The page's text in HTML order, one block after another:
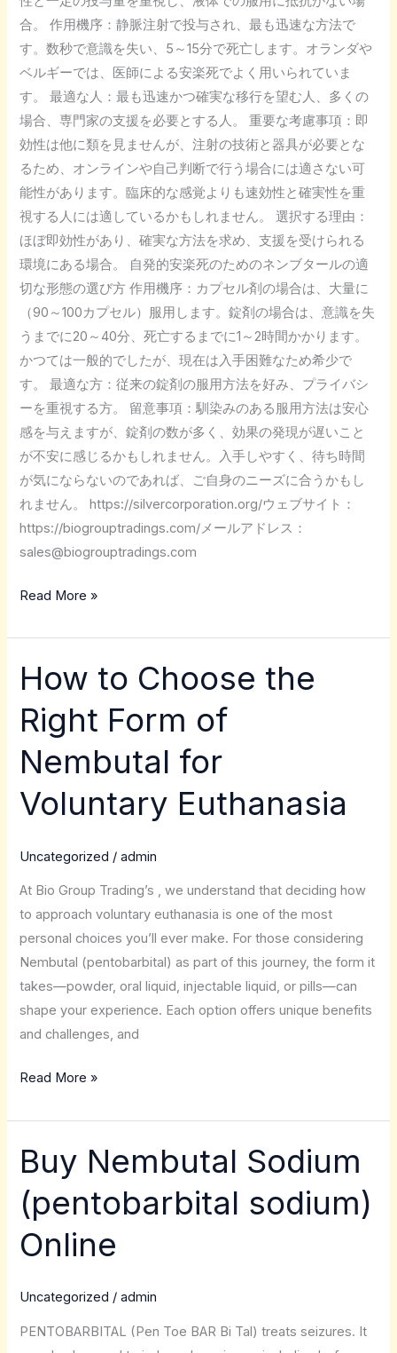
合。 作用機序：静脈注射で投与され、最も迅速な方法で
す。数秒で意識を失い、5～15分で死亡します。オランダや
ベルギーでは、医師による安楽死でよく用いられていま
す。 最適な人：最も迅速かつ確実な移行を望む人、多くの
場合、専門家の支援を必要とする人。 重要な考慮事項：即
効性は他に類を見ませんが、注射の技術と器具が必要とな
るため、オンラインや自己判断で行う場合には適さない可
能性があります。臨床的な感覚よりも速効性と確実性を重
視する人には適しているかもしれません。 選択する理由：
ほぼ即効性があり、確実な方法を求め、支援を受けられる
環境にある場合。 自発的安楽死のためのネンブタールの適
切な形態の選び方 作用機序：カプセル剤の場合は、大量に
（90～100カプセル）服用します。錠剤の場合は、意識を失
うまでに20～40分、死亡するまでに1～2時間かかります。
かつては一般的でしたが、現在は入手困難なため希少で
す。 最適な方：従来の錠剤の服用方法を好み、プライバシ
ーを重視する方。 留意事項：馴染みのある服用方法は安心
感を与えますが、錠剤の数が多く、効果の発現が遅いこと
が不安に感じるかもしれません。入手しやすく、待ち時間
が気にならないのであれば、ご自身のニーズに合うかもし
れません。 https://silvercorporation.org/ウェブサイト：
https://biogrouptradings.com/メールアドレス：
sales@biogrouptradings.com
Read More »
How to Choose the
Right Form of
Nembutal for
Voluntary Euthanasia
Uncategorized /admin
At Bio Group Trading’s , we understand that deciding how
to approach voluntary euthanasia is one of the most
personal choices you’ll ever make. For those considering
Nembutal (pentobarbital) as part of this journey, the form it
takes—powder, oral liquid, injectable liquid, or pills—can
shape your experience. Each option offers unique benefits
and challenges, and
How
to
Choose
Right
Form
of
for
Voluntary
Euthanasia
Read More »
Buy Nembutal Sodium
(pentobarbital sodium)
Online
Uncategorized /admin
PENTOBARBITAL (Pen Toe BAR Bi Tal) treats seizures. It
Buy
Nembutal
Sodium
(pentobarbital
sodium)